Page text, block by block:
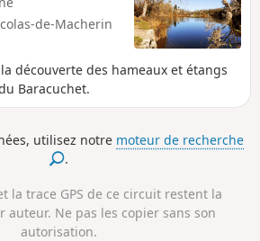
mais aussi
de-Macherin
découverte des hameaux et étangs
Baracuchet.
utilisez notre moteur de recherche
.
la trace GPS de ce circuit restent la
auteur. Ne pas les copier sans son
autorisation.